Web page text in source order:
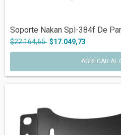
Soporte Nakan Spl-384f De
$22.164,65 $17.049,73